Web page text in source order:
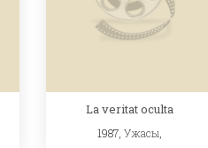
La veritat oculta
1987, Ужасы